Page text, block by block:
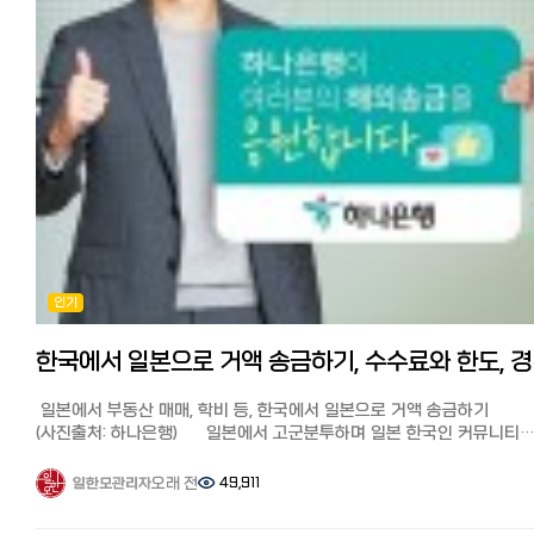
◆코인샷 재팬:
최근에 등장한 앱을 통한 추천송금서비스가 있다고 해서 사용해 봤습
수수료는 3만엔이하 500엔, 3만엔 초과 1000엔입니다.
코인샷의 장점은 주말, 심야, 공휴일 등 상관없이 급할 때 앱으로 편하고
신속하게 송금할 수 있다는 점입니다.
회원가입과 본인인증 절차가 앱을 통해서 최소한의 정보로 일괄 승인되
이번에 밤 12시반 경에 전용 계좌로 돈을 입금했는데(유초은행에서 코인
전용계좌로 이체) 앱에 입금확인되어 등록된 한국 제 계좌로 보내는데
정도밖에 걸리지 않았습니다.
전용 계좌에 미리 돈을 충전해 놓으면 페이페이로 송금하듯 더 빠르고
편리하게 한국에 송금이 가능합니다.
타사의 경우 초회 본인인증이나 수취인 인증때문에 진행이 안되는 경우
많은데 카톡이나 라인으로 한국인 스탭이 대응해주는 점, 송금 진행 상
앱 푸시 알림으로 오는 점도 장점입니다.
편리하게 보낼 수 있다.
★일한모 고객이라면 첫 송금수수료 무료로 송금이 가능합니다.
첫 송금 수수료 무료 쿠폰받고 송금하기: https://jp.coinshot.org/
※월드패밀리송금은 2025년 1월부터 한국송금이 종료되었습니다.
한국이외 나라에 송금하실때는 아래 쿠폰으로 저렴하게 보낼 수 있습
출처:피알타임즈 그리고 해외 송금 시 은행을 이용하는 사람들 대부분이
높은 수수료, 번거로운 절차에 불만을 품고 있다고 합니다. 코로나로 인해
많은 것들이 온라인을 통해 쉽고 저렴하며 효율적으로 바뀌었습니다.
하지만 아직 온라인 송금 서비스의 존재를 모르는 사람, 불만을 느끼면
인터넷 송금 서비스가 너무 많아서 어디를 사용해야 할지 망설이는
사람들이 많을 것입니다.
일본 거주 한인 커뮤니티에서 최근 평판이 높은 월드 패밀리 해외 송금을
실제로 사용한 소감과 장점에 대해 설명해 드리겠습니다.
월드 패밀리 송금의 특징 많은 재류 한국인들이 사용하고 있어서 안심
어떤 송금 서비스보다 수수료가 저렴 가입만으로 10만엔까지 무료 송금
가능한 포인트 획득 온라인 송금이라 PC, 스마트폰 앱으로 완결! 간편하고
빠르다 한국뿐만 아니라 세계 200개국 이상 송금 가능 인기 송금 3사 실제
송금액 비교 일반 은행보다 저렴해 일본인들이 한국 송금 시에 자주
사용하는 것으로 알려진 인기 송금 서비스 EXPARO(엑스파로),
라쿠텐은행과 월드패밀리 송금을 비교해 보았습니다. [시뮬레이션 결과]
현지에서 받는 금액 시뮬레이션 결과입니다. (2024년 1월 3일 기준)
월드패밀리 송금 : 수수료 500엔이 차감되어 약 940,380원 (이하
초대링크에서 회원가입 시 500포인트를 받으면 초회 무료)
EXPARO(엑스파로): 수수료 939,659원이 차감되어 약 2,500엔
인기
한국
일본에서 부동산 매매, 학비 등, 한국에서 일본으로 거액 송금하기
(사진출처: 하나은행) 일본에서 고군분투하며 일본 한국인 커뮤니티
관리자입니다. 송금은 페북 일한모 그룹의 주요 테마입니다. 보통 일본
뼈빠지게 번 엔화를 한국으로 어떻게 송금하면 좋을지에 대한 질문이
일한모관리자오래 전 49,911